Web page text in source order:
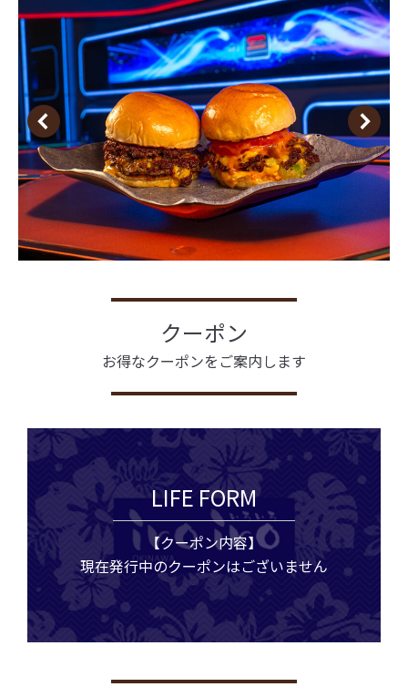
クーポン
お得なクーポンをご案内します
LIFE FORM
【クーポン内容】
現在発行中のクーポンはございません